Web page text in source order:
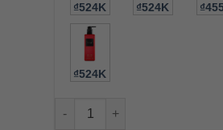
₫524K ₫524K
₫524K
Dưỡng thể Victoria’s Secret